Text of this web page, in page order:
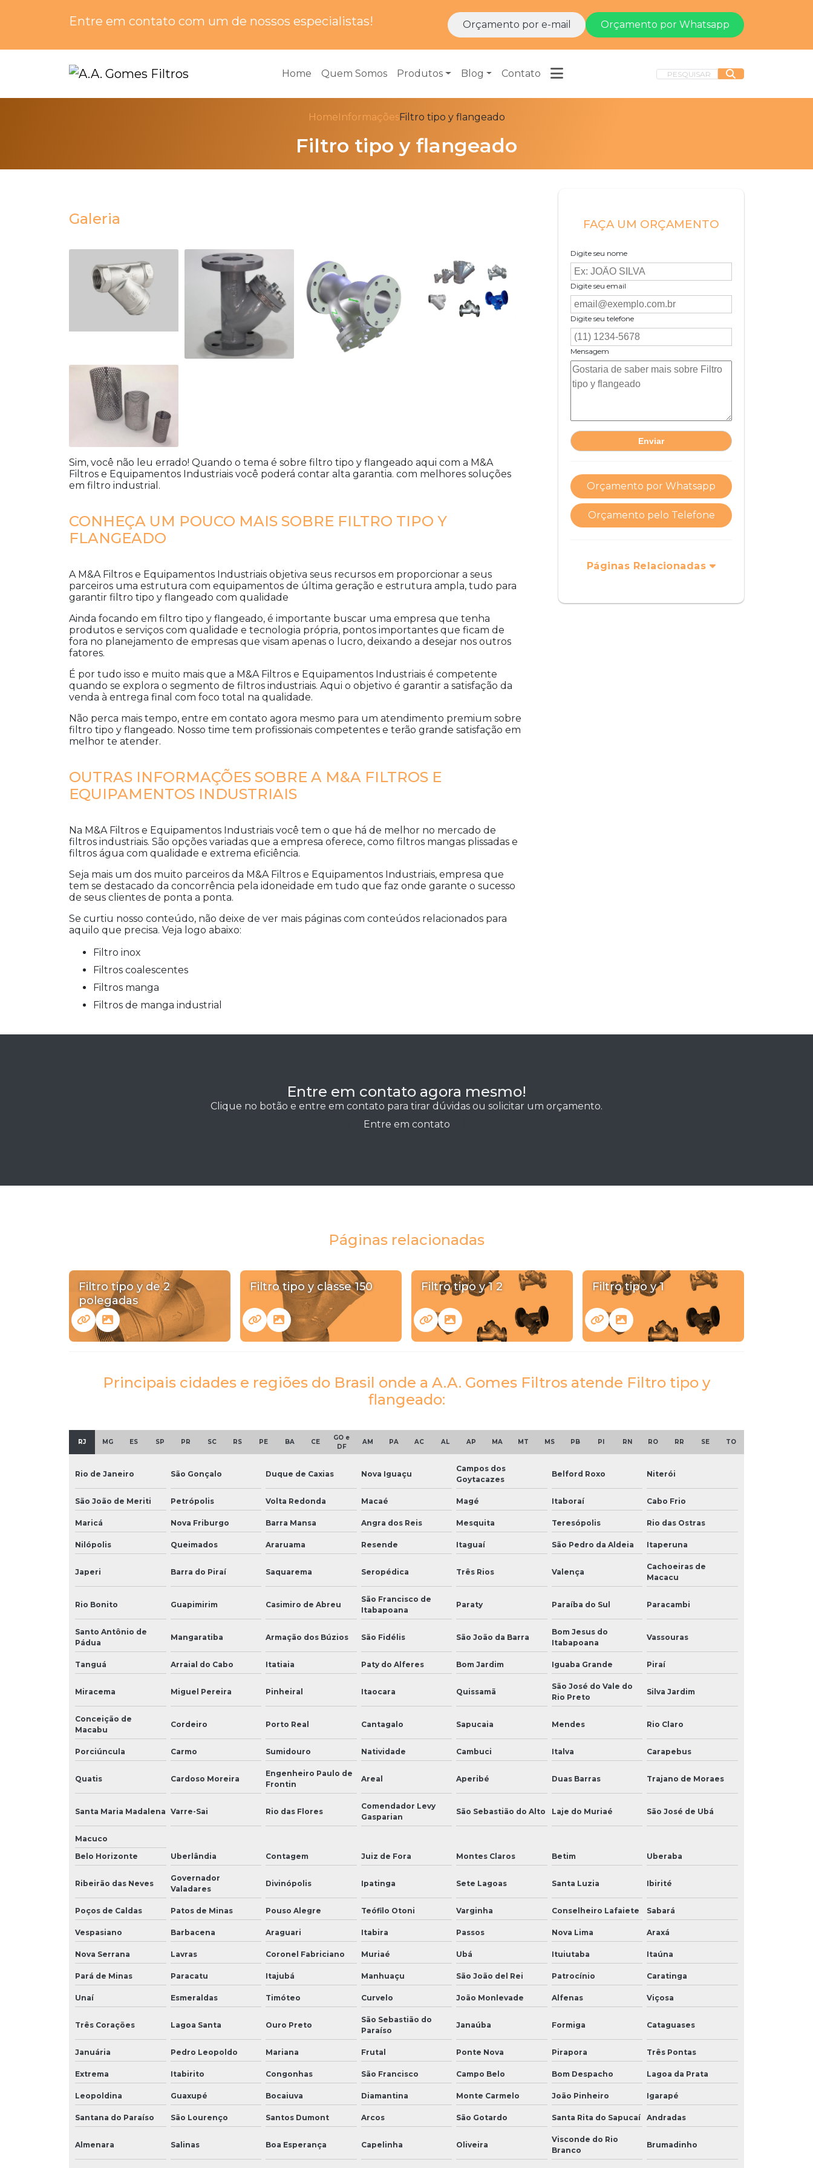
Entre em contato com um de nossos especialistas! Orçamento por e-mail Orçamento por Whatsapp
Home Quem Somos Produtos Blog Contato PESQUISAR
Home InformaçõesFiltro tipo y flangeado
Filtro tipo y flangeado
Galeria
Sim, você não leu errado! Quando o tema é sobre filtro tipo y flangeado aqui com a M&A
Filtros e Equipamentos Industriais você poderá contar alta garantia. com melhores soluções
em filtro industrial.
CONHEÇA UM POUCO MAIS SOBRE FILTRO TIPO Y
FLANGEADO
A M&A Filtros e Equipamentos Industriais objetiva seus recursos em proporcionar a seus
parceiros uma estrutura com equipamentos de última geração e estrutura ampla, tudo para
garantir filtro tipo y flangeado com qualidade
Ainda focando em filtro tipo y flangeado, é importante buscar uma empresa que tenha
produtos e serviços com qualidade e tecnologia própria, pontos importantes que ficam de
fora no planejamento de empresas que visam apenas o lucro, deixando a desejar nos outros
fatores.
É por tudo isso e muito mais que a M&A Filtros e Equipamentos Industriais é competente
quando se explora o segmento de filtros industriais. Aqui o objetivo é garantir a satisfação da
venda à entrega final com foco total na qualidade.
Não perca mais tempo, entre em contato agora mesmo para um atendimento premium sobre
filtro tipo y flangeado. Nosso time tem profissionais competentes e terão grande satisfação em
melhor te atender.
OUTRAS INFORMAÇÕES SOBRE A M&A FILTROS E
EQUIPAMENTOS INDUSTRIAIS
Na M&A Filtros e Equipamentos Industriais você tem o que há de melhor no mercado de
filtros industriais. São opções variadas que a empresa oferece, como filtros mangas plissadas e
filtros água com qualidade e extrema eficiência.
Seja mais um dos muito parceiros da M&A Filtros e Equipamentos Industriais, empresa que
tem se destacado da concorrência pela idoneidade em tudo que faz onde garante o sucesso
de seus clientes de ponta a ponta.
Se curtiu nosso conteúdo, não deixe de ver mais páginas com conteúdos relacionados para
aquilo que precisa. Veja logo abaixo:
filtro inox
filtros coalescentes
filtros manga
filtros de manga industrial
FAÇA UM ORÇAMENTO
Digite seu nome
Digite seu email
Digite seu telefone
Mensagem
Orçamento por Whatsapp
Orçamento pelo Telefone
Páginas Relacionadas
Entre em contato agora mesmo!
Clique no botão e entre em contato para tirar dúvidas ou solicitar um orçamento.
Entre em contato
Páginas relacionadas
Filtro tipo y de 2
polegadas
Filtro tipo y classe 150 Filtro tipo y 1 2 Filtro tipo y 1
Principais cidades e regiões do Brasil onde a A.A. Gomes Filtros atende Filtro tipo y
flangeado:
RJ MG ES SP PR SC RS PE BA CE
GO e
DF
AM PA AC AL AP MA MT MS PB PI RN RO RR SE TO
Rio de Janeiro São Gonçalo Duque de Caxias Nova Iguaçu
Campos dos
Goytacazes
Belford Roxo Niterói
São João de Meriti Petrópolis Volta Redonda Macaé Magé Itaboraí Cabo Frio
Maricá Nova Friburgo Barra Mansa Angra dos Reis Mesquita Teresópolis Rio das Ostras
Nilópolis Queimados Araruama Resende Itaguaí São Pedro da Aldeia Itaperuna
Japeri Barra do Piraí Saquarema Seropédica Três Rios Valença
Cachoeiras de
Macacu
Rio Bonito Guapimirim Casimiro de Abreu
São Francisco de
Itabapoana
Paraty Paraíba do Sul Paracambi
Santo Antônio de
Pádua
Mangaratiba Armação dos Búzios São Fidélis São João da Barra
Bom Jesus do
Itabapoana
Vassouras
Tanguá Arraial do Cabo Itatiaia Paty do Alferes Bom Jardim Iguaba Grande Piraí
Miracema Miguel Pereira Pinheiral Itaocara Quissamã
São José do Vale do
Rio Preto
Silva Jardim
Conceição de
Macabu
Cordeiro Porto Real Cantagalo Sapucaia Mendes Rio Claro
Porciúncula Carmo Sumidouro Natividade Cambuci Italva Carapebus
Quatis Cardoso Moreira
Engenheiro Paulo de
Frontin
Areal Aperibé Duas Barras Trajano de Moraes
Santa Maria Madalena Varre-Sai Rio das Flores
Comendador Levy
Gasparian
São Sebastião do Alto Laje do Muriaé São José de Ubá
Macuco
Belo Horizonte
Uberlândia Contagem Juiz de Fora Montes Claros Betim Uberaba
Ribeirão das Neves
Governador
Valadares
Divinópolis Ipatinga Sete Lagoas Santa Luzia Ibirité
Poços de Caldas Patos de Minas Pouso Alegre Teófilo Otoni Varginha Conselheiro Lafaiete Sabará
Vespasiano Barbacena Araguari Itabira Passos Nova Lima Araxá
Nova Serrana Lavras Coronel Fabriciano Muriaé Ubá Ituiutaba Itaúna
Pará de Minas Paracatu Itajubá Manhuaçu São João del Rei Patrocínio Caratinga
Unaí Esmeraldas Timóteo Curvelo João Monlevade Alfenas Viçosa
Três Corações Lagoa Santa Ouro Preto
São Sebastião do
Paraíso
Janaúba Formiga Cataguases
Januária Pedro Leopoldo Mariana Frutal Ponte Nova Pirapora Três Pontas
Extrema Itabirito Congonhas São Francisco Campo Belo Bom Despacho Lagoa da Prata
Leopoldina Guaxupé Bocaiuva Diamantina Monte Carmelo João Pinheiro Igarapé
Santana do Paraíso São Lourenço Santos Dumont Arcos São Gotardo Santa Rita do Sapucaí Andradas
Almenara Salinas Boa Esperança Capelinha Oliveira
Visconde do Rio
Branco
Brumadinho